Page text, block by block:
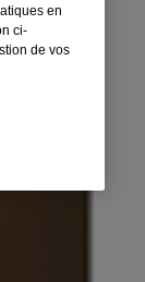
en
ci-
de vos